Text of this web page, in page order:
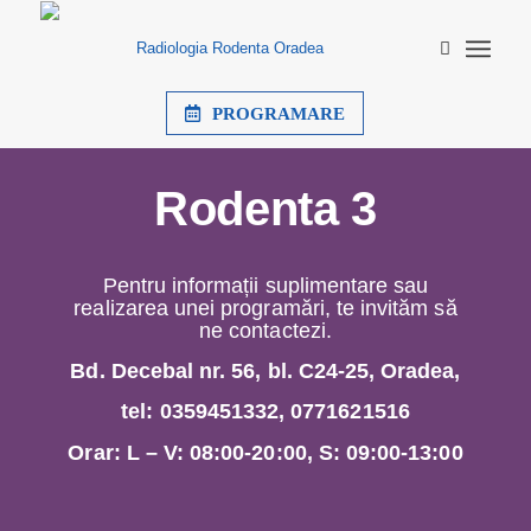
PROGRAMARE
Rodenta 3
Pentru informații suplimentare sau
realizarea unei programări, te invităm să
ne contactezi.
Bd. Decebal nr. 56, bl. C24-25, Oradea,
tel: 0359451332,0771621516
Orar: L – V: 08:00-20:00, S: 09:00-13:00